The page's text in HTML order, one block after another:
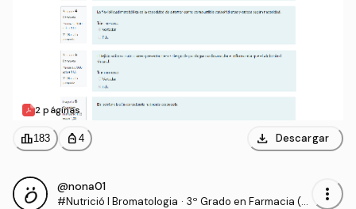
2 páginas
leaderboard183 personal_bag 4 download Descargar
@nona01
#Nutrició I Bromatologia · 3º Grado en Farmacia (U
more_vert